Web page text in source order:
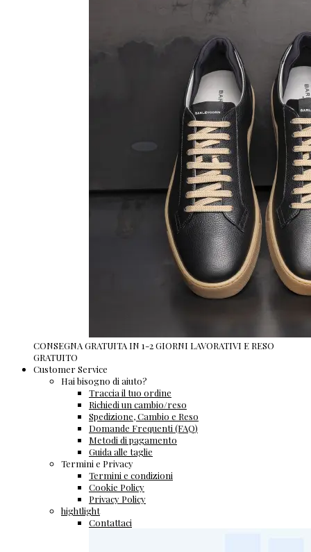
CONSEGNA GRATUITA IN 1-2 GIORNI LAVORATIVI E RESO
GRATUITO
Customer Service
Hai bisogno di aiuto?
Traccia il tuo ordine
Richiedi un cambio/reso
Spedizione, Cambio e Reso
Domande Frequenti (FAQ)
Metodi di pagamento
Guida alle taglie
Termini e Privacy
Termini e condizioni
Cookie Policy
Privacy Policy
hightlight
Contattaci